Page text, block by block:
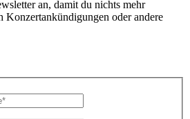
an, damit du nichts mehr
Konzertankündigungen oder andere